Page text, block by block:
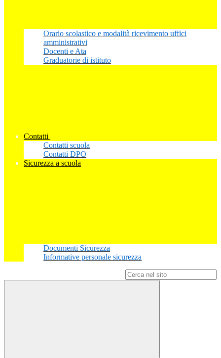
Orario scolastico e modalità ricevimento uffici
amministrativi
Docenti e Ata
Graduatorie di istituto
Contatti
Contatti scuola
Contatti DPO
Sicurezza a scuola
Documenti Sicurezza
Informative personale sicurezza